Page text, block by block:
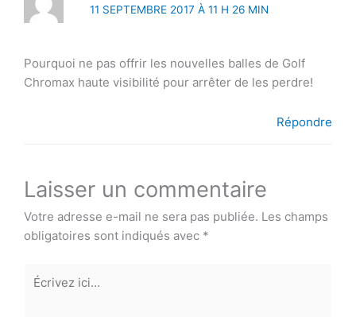
11 SEPTEMBRE 2017 À 11 H 26 MIN
Pourquoi ne pas offrir les nouvelles balles de Golf
Chromax haute visibilité pour arrêter de les perdre!
Répondre
Laisser un commentaire
Votre adresse e-mail ne sera pas publiée. Les champs
obligatoires sont indiqués avec *
Écrivez
ici…